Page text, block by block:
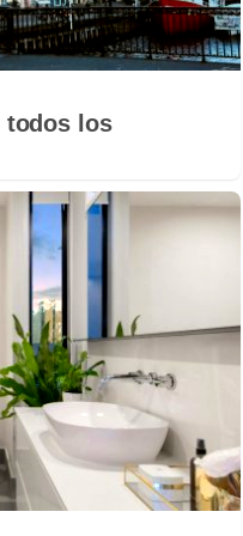
todos los